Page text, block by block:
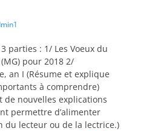
parties : 1/ Les Voeux du
pour 2018 2/
an I (Résume et explique
à comprendre)
de nouvelles explications
permettre d’alimenter
du lecteur ou de la lectrice.)